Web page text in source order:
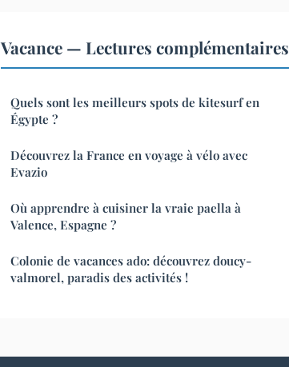
Vacance — Lectures complémentaires
Quels sont les meilleurs spots de kitesurf en
Égypte ?
Découvrez la France en voyage à vélo avec
Evazio
Où apprendre à cuisiner la vraie paella à
Valence, Espagne ?
Colonie de vacances ado: découvrez doucy-
valmorel, paradis des activités !